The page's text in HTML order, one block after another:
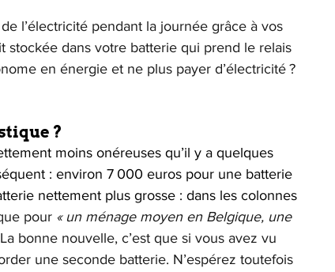
l’électricité pendant la journée grâce à vos
stockée dans votre batterie qui prend le relais
en énergie et ne plus payer d’électricité ?
?
moins onéreuses qu’il y a quelques
: environ 7 000 euros pour une batterie
nettement plus grosse : dans les colonnes
pour « un ménage moyen en Belgique, une
La bonne nouvelle, c’est que si vous avez vu
une seconde batterie. N’espérez toutefois